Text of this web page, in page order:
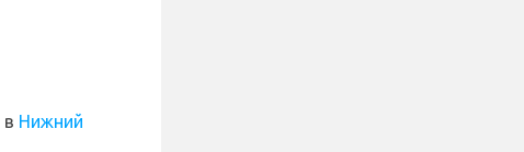
в Нижний